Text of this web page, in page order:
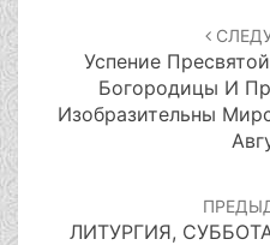
записямУспение
Богородицы И
Изобразительны
ЛИТУРГИЯ,